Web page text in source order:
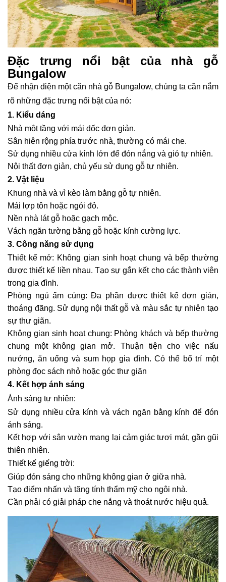
Đặc trưng nổi bật của nhà gỗ
Bungalow
Để nhận diện một căn nhà gỗ Bungalow, chúng ta cần nắm
rõ những đặc trưng nổi bật của nó:
1. Kiểu dáng
Nhà một tầng với mái dốc đơn giản.
Sân hiên rộng phía trước nhà, thường có mái che.
Sử dụng nhiều cửa kính lớn để đón nắng và gió tự nhiên.
Nội thất đơn giản, chủ yếu sử dụng gỗ tự nhiên.
2. Vật liệu
Khung nhà và vì kèo làm bằng gỗ tự nhiên.
Mái lợp tôn hoặc ngói đỏ.
Nền nhà lát gỗ hoặc gạch mộc.
Vách ngăn tường bằng gỗ hoặc kính cường lực.
3. Công năng sử dụng
Thiết kế mở: Không gian sinh hoạt chung và bếp thường
được thiết kế liền nhau. Tạo sự gắn kết cho các thành viên
trong gia đình.
Phòng ngủ ấm cúng: Đa phần được thiết kế đơn giản,
thoáng đãng. Sử dụng nội thất gỗ và màu sắc tự nhiên tạo
sự thư giãn.
Không gian sinh hoạt chung: Phòng khách và bếp thường
chung một không gian mở. Thuận tiện cho việc nấu
nướng, ăn uống và sum họp gia đình. Có thể bố trí một
phòng đọc sách nhỏ hoặc góc thư giãn
4. Kết hợp ánh sáng
Ánh sáng tự nhiên:
Sử dụng nhiều cửa kính và vách ngăn bằng kính để đón
ánh sáng.
Kết hợp với sân vườn mang lại cảm giác tươi mát, gần gũi
thiên nhiên.
Thiết kế giếng trời:
Giúp đón sáng cho những không gian ở giữa nhà.
Tạo điểm nhấn và tăng tính thẩm mỹ cho ngôi nhà.
Cần phải có giải pháp che nắng và thoát nước hiệu quả.